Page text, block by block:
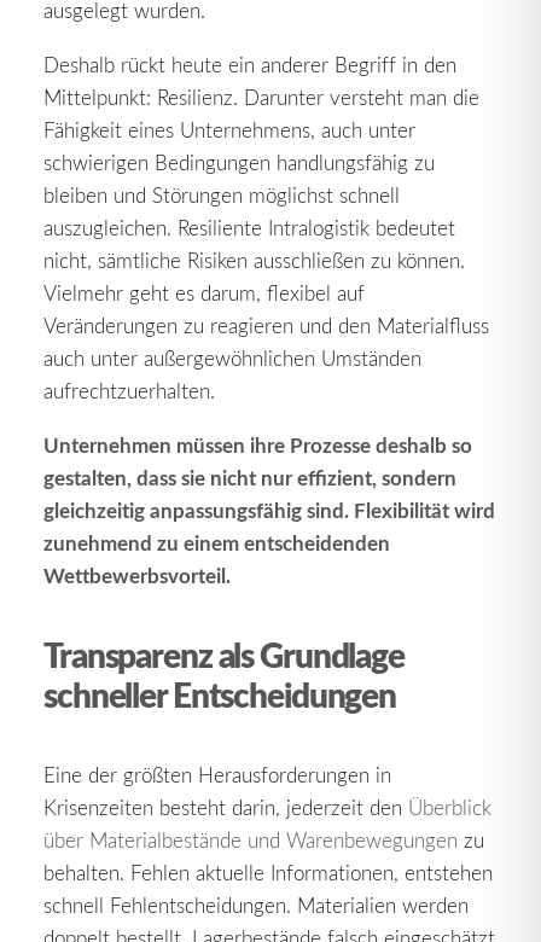
ausgelegt wurden.
Deshalb rückt heute ein anderer Begriff in den
Mittelpunkt: Resilienz. Darunter versteht man die
Fähigkeit eines Unternehmens, auch unter
schwierigen Bedingungen handlungsfähig zu
bleiben und Störungen möglichst schnell
auszugleichen. Resiliente Intralogistik bedeutet
nicht, sämtliche Risiken ausschließen zu können.
Vielmehr geht es darum, flexibel auf
Veränderungen zu reagieren und den Materialfluss
auch unter außergewöhnlichen Umständen
aufrechtzuerhalten.
Unternehmen müssen ihre Prozesse deshalb so
gestalten, dass sie nicht nur effizient, sondern
gleichzeitig anpassungsfähig sind. Flexibilität wird
zunehmend zu einem entscheidenden
Wettbewerbsvorteil.
Transparenz als Grundlage
schneller Entscheidungen
Eine der größten Herausforderungen in
Krisenzeiten besteht darin, jederzeit den Überblick
über Materialbestände und Warenbewegungen zu
behalten. Fehlen aktuelle Informationen, entstehen
schnell Fehlentscheidungen. Materialien werden